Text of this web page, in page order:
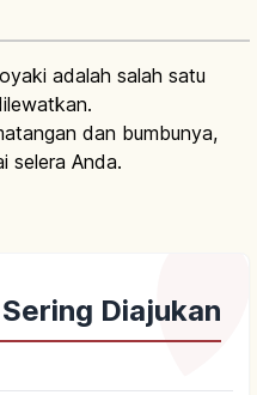
adalah salah satu
dan bumbunya,
selera Anda.
Diajukan